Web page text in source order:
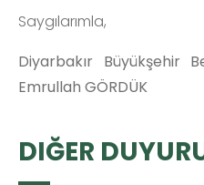
Saygılarımla,
Diyarbakır Büyükşehir
Emrullah GÖRDÜK
DIĞER